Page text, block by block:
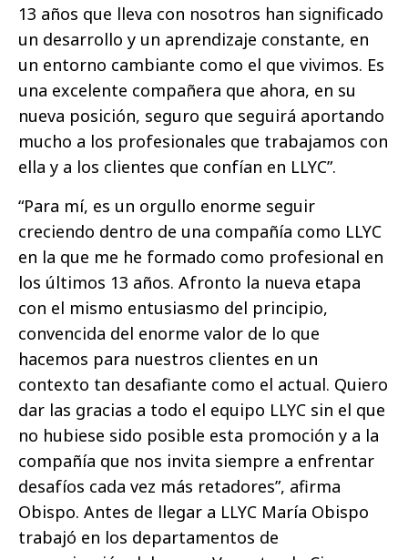
13 años que lleva con nosotros han significado
un desarrollo y un aprendizaje constante, en
un entorno cambiante como el que vivimos. Es
una excelente compañera que ahora, en su
nueva posición, seguro que seguirá aportando
mucho a los profesionales que trabajamos con
ella y a los clientes que confían en LLYC”.
“Para mí, es un orgullo enorme seguir
creciendo dentro de una compañía como LLYC
en la que me he formado como profesional en
los últimos 13 años. Afronto la nueva etapa
con el mismo entusiasmo del principio,
convencida del enorme valor de lo que
hacemos para nuestros clientes en un
contexto tan desafiante como el actual. Quiero
dar las gracias a todo el equipo LLYC sin el que
no hubiese sido posible esta promoción y a la
compañía que nos invita siempre a enfrentar
desafíos cada vez más retadores”, afirma
Obispo. Antes de llegar a LLYC María Obispo
trabajó en los departamentos de